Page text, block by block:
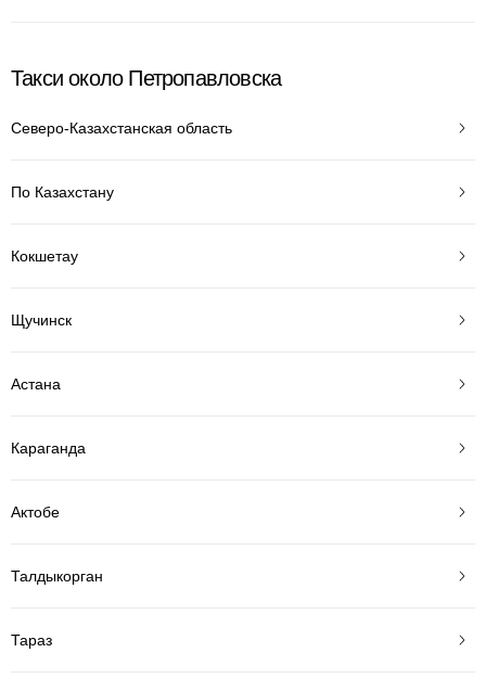
Такси около Петропавловска
Северо-Казахстанская область
По Казахстану
Кокшетау
Щучинск
Астана
Караганда
Актобе
Талдыкорган
Тараз